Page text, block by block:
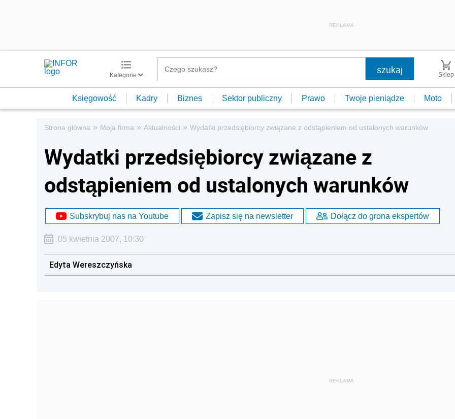
REKLAMA
Kategorie Sklep
Księgowość Kadry Biznes Sektor publiczny Prawo Twoje pieniądze Moto
Strona główna » Moja firma » Aktualności » Wydatki przedsiębiorcy związane z odstąpieniem od ustalonych warunków
Wydatki przedsiębiorcy związane z
odstąpieniem od ustalonych warunków
Subskrybuj nas na Youtube Zapisz się na newsletter Dołącz do grona ekspertów
05 kwietnia 2007, 10:30
Edyta Wereszczyńska